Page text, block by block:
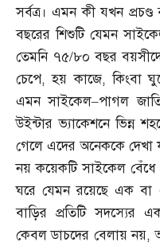
সর্বত্র। এমন কী যখন
বছরের শিশুটি যেমন
তেমনি ৭৫/৮০ বছর
চেপে,হয় কাজে,কিংবা
এমন সাইকেল–পাগল
উইন্টার ভ্যাকেশনে ভিন্ন
গেলে এদের অনেককে দেখা
নয় কয়েকটি সাইকেল বেঁধে
ঘরে যেমন রয়েছে এক বা
বাড়ির প্রতিটি সদস্যের
কেবল ডাচদের বেলায় নয়,